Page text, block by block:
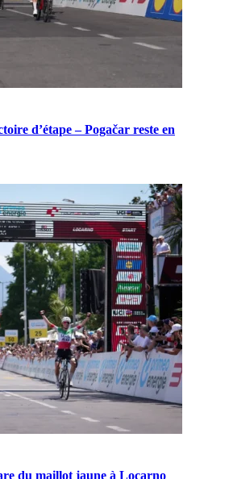
d’étape – Pogačar reste en
du maillot jaune à Locarno